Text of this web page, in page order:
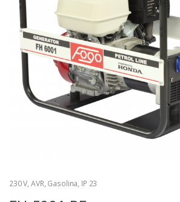
230 V,AVR, Gasolina, IP 23